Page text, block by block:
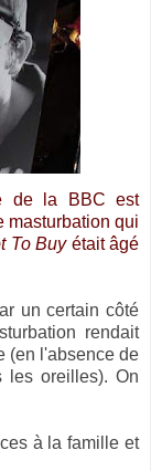
de la BBC est
masturbation qui
To Buyétait âgé
un certain côté
rendait
(en l'absence de
les oreilles). On
à la famille et